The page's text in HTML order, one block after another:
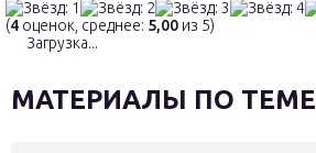
(4 оценок, среднее: 5,00 из 5)
Загрузка...
МАТЕРИАЛЫ ПО ТЕМЕ